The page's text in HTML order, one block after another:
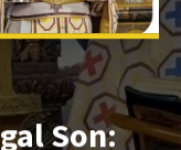
Son: